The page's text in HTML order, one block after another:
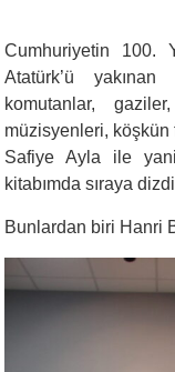
Cumhuriyetin 100.
Atatürk’ü yakınan
komutanlar,
müzisyenleri, köşkün
Safiye Ayla ile
kitabımda sıraya
Bunlardan biri Hanri